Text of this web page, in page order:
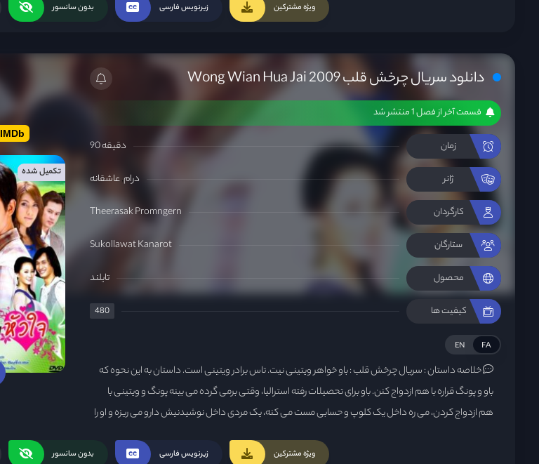
تایلند یه شب میره کلوب شبانه که از قضا اونجا درگیر یه باند مواد فروش میشه که توسط تون نجات پیدا میکنه اما
ویژه مشترکین زیرنویس فارسی بدون سانسور
دانلود سریال چرخش قلب Wong Wian Hua Jai 2009
قسمت آخر از فصل 1 منتشر شد
زمان 90 دقیقه
ژانر درام عاشقانه
کارگردان Theerasak Promngern
ستارگان Sukollawat Kanarot
محصول تایلند
کیفیت ها 480
FA
EN
خلاصه داستان :سریال چرخش قلب : باو خواهر ویتینی نیت. تاس برادر ویتینی است. داستان به این نحوه که
باو و پونگ قراره با هم ازدواج کنن. باو برای تحصیلات رفته استرالیا، وقتی برمی گرده می بینه پونگ و ویتینی با
هم ازدواج کردن، می ره داخل یک کلوپ و حسابی مست می کنه، یک مردی داخل نوشیدنیش دارو می ریزه و او را
اینکه بدون باو عشق کسیه که حالا شوهر خواهرشه، می ره به باو کمک می کنه و چون خیلی مست و بی هوش
ویژه مشترکین زیرنویس فارسی بدون سانسور
IMDb
تکمیل شده